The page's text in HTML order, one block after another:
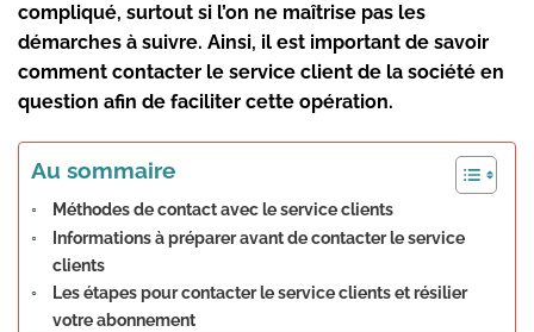
compliqué, surtout si l’on ne maîtrise pas les
démarches à suivre. Ainsi, il est important de savoir
comment contacter le service client de la société en
question afin de faciliter cette opération.
Au sommaire
Méthodes de contact avec le service clients
Informations à préparer avant de contacter le service
clients
Les étapes pour contacter le service clients et résilier
votre abonnement